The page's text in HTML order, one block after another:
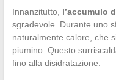
Innanzitutto, l’accumulo
sgradevole. Durante uno
naturalmente calore, che
piumino. Questo
fino alla disidratazione.